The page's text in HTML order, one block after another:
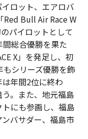
ロット、エアロバ
Red Bull Air Race W
パイロットとして
総合優勝を果た
X」を発足し、初
シリーズ優勝を飾
年間2位に終わ
。また、地元福島
にも参画し、福島
バサダー、福島市